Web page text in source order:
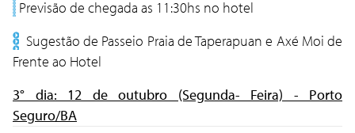
Previsão de chegada as 11:30hs no hotel
Sugestão de Passeio Praia de Taperapuan e Axé Moi de
Frente ao Hotel
3° dia: 12 de outubro (Segunda- Feira) - Porto
Seguro/BA